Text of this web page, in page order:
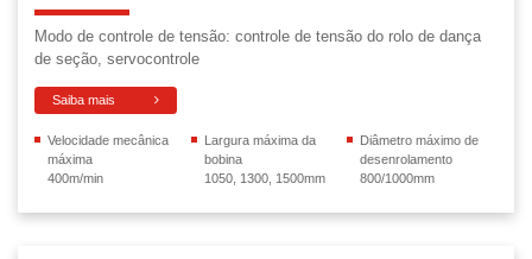
Modo de controle de tensão: controle de tensão do rolo de dança
de seção, servocontrole
Saiba mais
Velocidade mecânica
máxima
400m/min
Largura máxima da
bobina
1050, 1300, 1500mm
Diâmetro máximo de
desenrolamento
800/1000mm